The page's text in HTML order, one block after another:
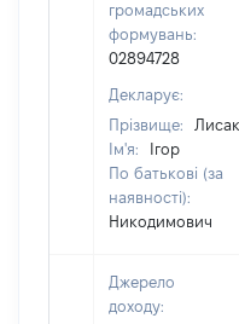
громадських
формувань:
02894728
Декларує:
Прізвище:
Лисак
Ім'я:
Ігор
По батькові (за
наявності):
Никодимович
Джерело
доходу: